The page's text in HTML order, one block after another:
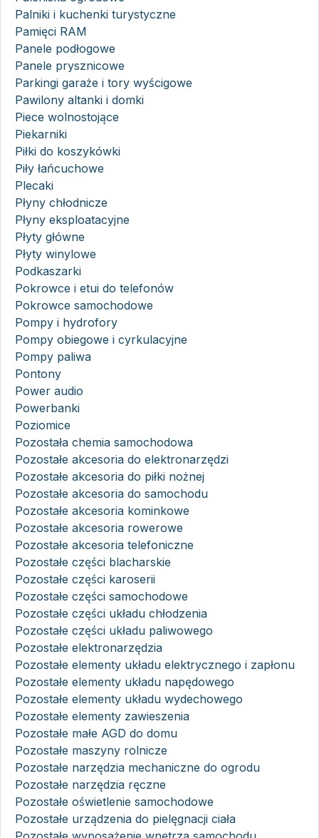
Palniki i kuchenki turystyczne
Pamięci RAM
Panele podłogowe
Panele prysznicowe
Parkingi garaże i tory wyścigowe
Pawilony altanki i domki
Piece wolnostojące
Piekarniki
Piłki do koszykówki
Piły łańcuchowe
Plecaki
Płyny chłodnicze
Płyny eksploatacyjne
Płyty główne
Płyty winylowe
Podkaszarki
Pokrowce i etui do telefonów
Pokrowce samochodowe
Pompy i hydrofory
Pompy obiegowe i cyrkulacyjne
Pompy paliwa
Pontony
Power audio
Powerbanki
Poziomice
Pozostała chemia samochodowa
Pozostałe akcesoria do elektronarzędzi
Pozostałe akcesoria do piłki nożnej
Pozostałe akcesoria do samochodu
Pozostałe akcesoria kominkowe
Pozostałe akcesoria rowerowe
Pozostałe akcesoria telefoniczne
Pozostałe części blacharskie
Pozostałe części karoserii
Pozostałe części samochodowe
Pozostałe części układu chłodzenia
Pozostałe części układu paliwowego
Pozostałe elektronarzędzia
Pozostałe elementy układu elektrycznego i zapłonu
Pozostałe elementy układu napędowego
Pozostałe elementy układu wydechowego
Pozostałe elementy zawieszenia
Pozostałe małe AGD do domu
Pozostałe maszyny rolnicze
Pozostałe narzędzia mechaniczne do ogrodu
Pozostałe narzędzia ręczne
Pozostałe oświetlenie samochodowe
Pozostałe urządzenia do pielęgnacji ciała